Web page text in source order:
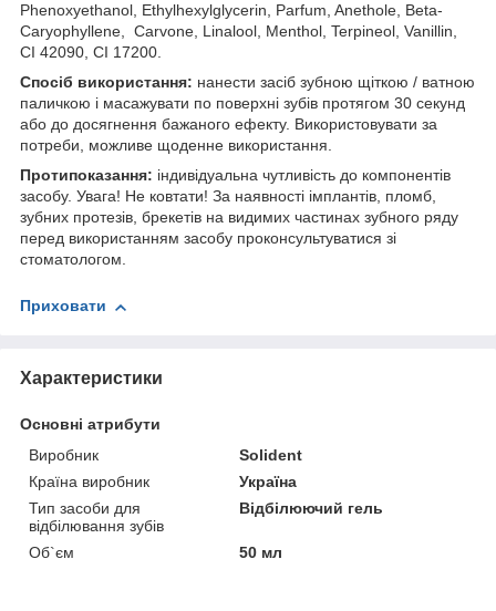
Phenoxyethanol, Ethylhexylglycerin, Parfum, Anethole, Beta-
Caryophyllene, Carvone, Linalool, Menthol, Terpineol, Vanillin,
CI 42090, CI 17200.
Спосіб використання: нанести засіб зубною щіткою / ватною
паличкою і масажувати по поверхні зубів протягом 30 секунд
або до досягнення бажаного ефекту. Використовувати за
потреби, можливе щоденне використання.
Протипоказання: індивідуальна чутливість до компонентів
засобу. Увага! Не ковтати! За наявності імплантів, пломб,
зубних протезів, брекетів на видимих частинах зубного ряду
перед використанням засобу проконсультуватися зі
стоматологом.
Приховати
Характеристики
Основні атрибути
Виробник
Solident
Країна виробник
Україна
Тип засоби для
відбілювання зубів
Відбілюючий гель
Об`єм 50 мл